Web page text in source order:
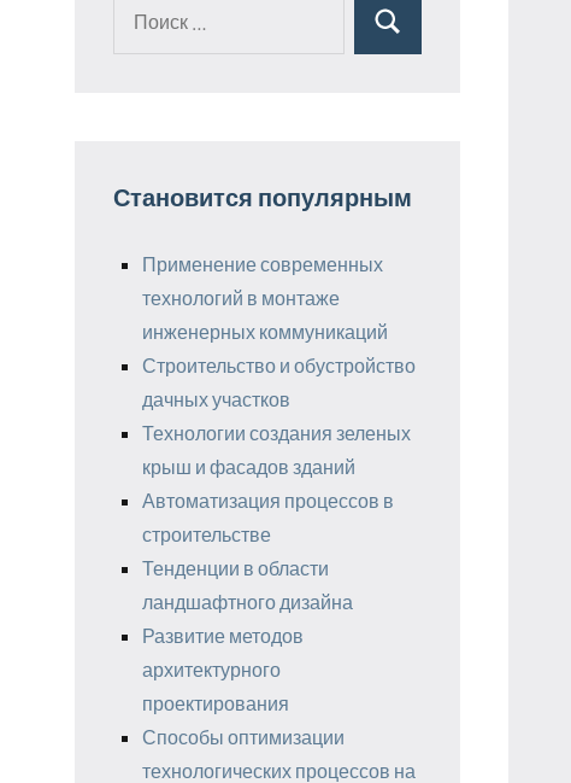
Поиск
Становится популярным
Применение современных
технологий в монтаже
инженерных коммуникаций
Строительство и обустройство
дачных участков
Технологии создания зеленых
крыш и фасадов зданий
Автоматизация процессов в
строительстве
Тенденции в области
ландшафтного дизайна
Развитие методов
архитектурного
проектирования
Способы оптимизации
технологических процессов на